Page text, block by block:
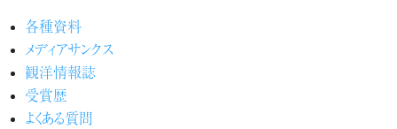
各種資料
メディアサンクス
観洋情報誌
受賞歴
よくある質問